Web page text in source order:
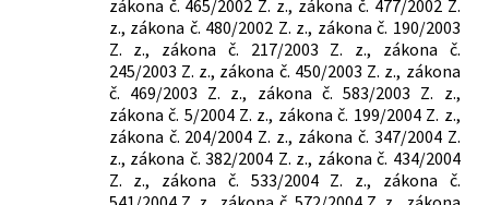
zákona č. 465/2002 Z. z., zákona č. 477/2002 Z.
z., zákona č. 480/2002 Z. z., zákona č. 190/2003
Z. z., zákona č. 217/2003 Z. z., zákona č.
245/2003 Z. z., zákona č. 450/2003 Z. z., zákona
č. 469/2003 Z. z., zákona č. 583/2003 Z. z.,
zákona č. 5/2004 Z. z., zákona č. 199/2004 Z. z.,
zákona č. 204/2004 Z. z., zákona č. 347/2004 Z.
z., zákona č. 382/2004 Z. z., zákona č. 434/2004
Z. z., zákona č. 533/2004 Z. z., zákona č.